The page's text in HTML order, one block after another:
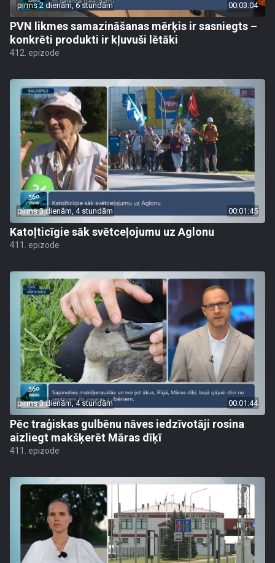
pirms 2 dienām, 6 stundām 00:03:04
PVN likmes samazināšanas mērķis ir sasniegts –
konkrēti produkti ir kļuvuši lētāki
412. epizode
pirms 3 dienām, 4 stundām 00:01:45
Katoļticīgie sāk svētceļojumu uz Aglonu
411. epizode
pirms 3 dienām, 4 stundām 00:01:44
Pēc traģiskas gulbēnu nāves iedzīvotāji rosina
aizliegt makšķerēt Māras dīķī
411. epizode